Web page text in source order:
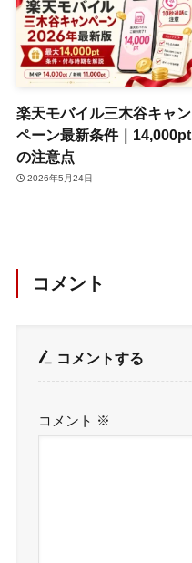
楽天モバイル三木谷キャン
ペーン最新条件｜14,000pt
の注意点
2026年5月24日
コメント
コメントする
コメント ※